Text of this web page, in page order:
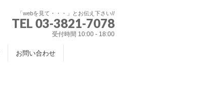
「webを見て・・・」とお伝え下さい//
TEL 03-3821-7078
受付時間 10:00 - 18:00
お問い合わせ